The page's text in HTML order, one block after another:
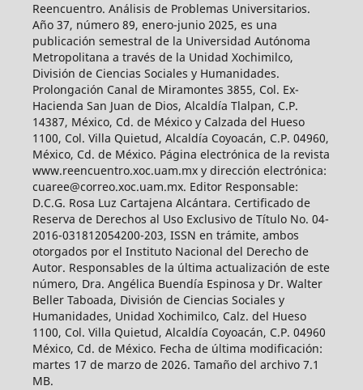
Reencuentro. Análisis de Problemas Universitarios.
Año 37, número 89, enero-junio 2025, es una
publicación semestral de la Universidad Autónoma
Metropolitana a través de la Unidad Xochimilco,
División de Ciencias Sociales y Humanidades.
Prolongación Canal de Miramontes 3855, Col. Ex-
Hacienda San Juan de Dios, Alcaldía Tlalpan, C.P.
14387, México, Cd. de México y Calzada del Hueso
1100, Col. Villa Quietud, Alcaldía Coyoacán, C.P. 04960,
México, Cd. de México. Página electrónica de la revista
www.reencuentro.xoc.uam.mx y dirección electrónica:
cuaree@correo.xoc.uam.mx. Editor Responsable:
D.C.G. Rosa Luz Cartajena Alcántara. Certificado de
Reserva de Derechos al Uso Exclusivo de Título No. 04-
2016-031812054200-203, ISSN en trámite, ambos
otorgados por el Instituto Nacional del Derecho de
Autor. Responsables de la última actualización de este
número, Dra. Angélica Buendía Espinosa y Dr. Walter
Beller Taboada, División de Ciencias Sociales y
Humanidades, Unidad Xochimilco, Calz. del Hueso
1100, Col. Villa Quietud, Alcaldía Coyoacán, C.P. 04960
México, Cd. de México. Fecha de última modificación:
martes 17 de marzo de 2026. Tamaño del archivo 7.1
MB.